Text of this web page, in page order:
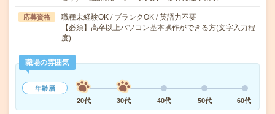
応募資格
職種未経験OK / ブランクOK / 英語力不要
【必須】高卒以上パソコン基本操作ができる方(文字入力程
度)
職場の雰囲気
年齢層
20代
30代 40代 50代 60代